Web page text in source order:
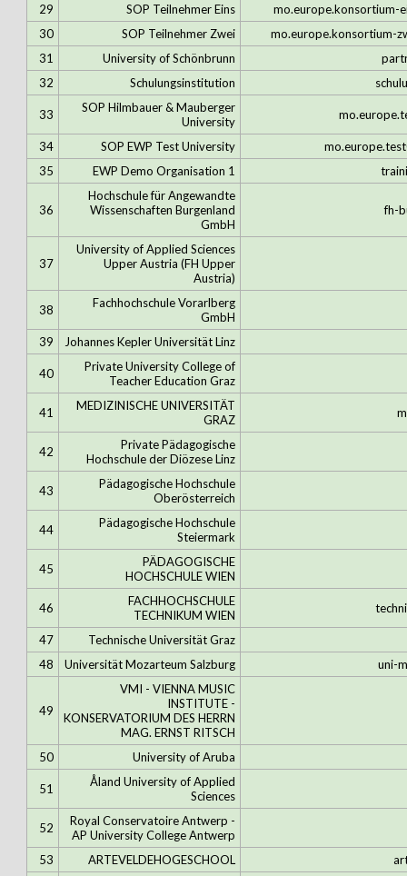
29
SOP Teilnehmer Eins
mo.europe.konsortium-
30
SOP Teilnehmer Zwei
mo.europe.konsortium-
31
University of Schönbrunn
32
Schulungsinstitution
33
SOP Hilmbauer & Mauberger
University
34 SOP EWP Test University
35
EWP Demo Organisation 1
36
Hochschule für Angewandte
Wissenschaften Burgenland
GmbH
fh-
37
University of Applied Sciences
Upper Austria (FH Upper
Austria)
38
Fachhochschule Vorarlberg
GmbH
39
Johannes Kepler Universität Linz
40
Private University College of
Teacher Education Graz
41
MEDIZINISCHE UNIVERSITÄT
GRAZ
42
Private Pädagogische
Hochschule der Diözese Linz
43
Pädagogische Hochschule
Oberösterreich
44
Pädagogische Hochschule
Steiermark
45
PÄDAGOGISCHE
HOCHSCHULE WIEN
46
FACHHOCHSCHULE
TECHNIKUM WIEN
47
Technische Universität Graz
48
Universität Mozarteum Salzburg uni-
49
VMI - VIENNA MUSIC
INSTITUTE -
KONSERVATORIUM DES HERRN
MAG. ERNST RITSCH
50
University of Aruba
51
Åland University of Applied
Sciences
52
Royal Conservatoire Antwerp -
AP University College Antwerp
53
ARTEVELDEHOGESCHOOL